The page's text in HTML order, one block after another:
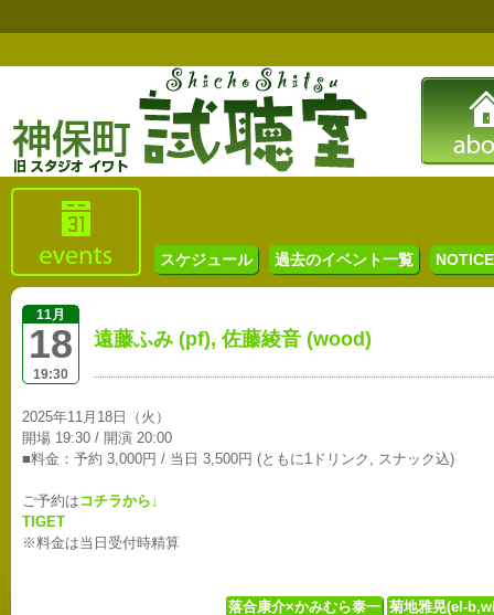
スケジュール 過去のイベント一覧
11月
18
19:30
遠藤ふみ (pf), 佐藤綾音 (wood)
2025年11月18日（火）
開場 19:30 / 開演 20:00
■料金：予約 3,000円 / 当日 3,500円 (ともに1ドリンク, スナック込)
ご予約は コチラから↓
TIGET
※料金は当日受付時精算
落合康介×かみむら泰一 菊地雅晃(el-